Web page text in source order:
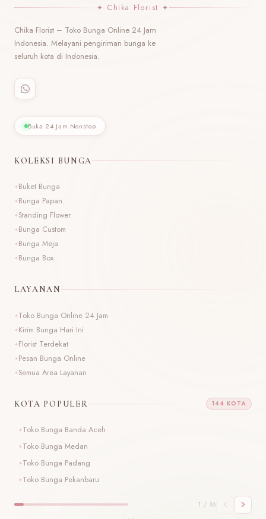
✦ Chika Florist ✦
Chika Florist – Toko Bunga Online 24 Jam
Indonesia. Melayani pengiriman bunga ke
seluruh kota di Indonesia.
Buka 24 Jam Nonstop
KOLEKSI BUNGA
Buket Bunga
Bunga Papan
Standing Flower
Bunga Custom
Bunga Meja
Bunga Box
LAYANAN
Toko Bunga Online 24 Jam
Kirim Bunga Hari Ini
Florist Terdekat
Pesan Bunga Online
Semua Area Layanan
KOTA POPULER 144 KOTA
Toko Bunga Banda Aceh
Toko Bunga Medan
Toko Bunga Padang
Toko Bunga Pekanbaru
1 / 36